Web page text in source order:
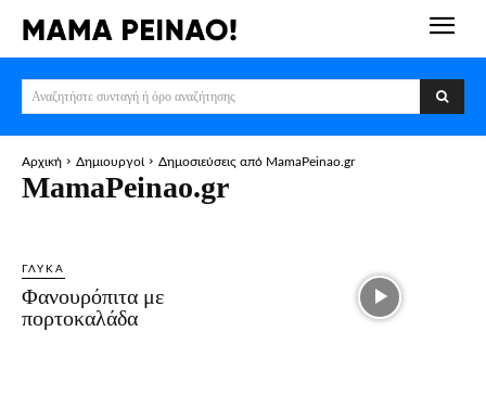
Αναζητήστε συνταγή ή όρο αναζήτησης
Αρχική Δημιουργοί Δημοσιεύσεις από MamaPeinao.gr
MamaPeinao.gr
ΓΛΥΚΆ
Φανουρόπιτα με
πορτοκαλάδα